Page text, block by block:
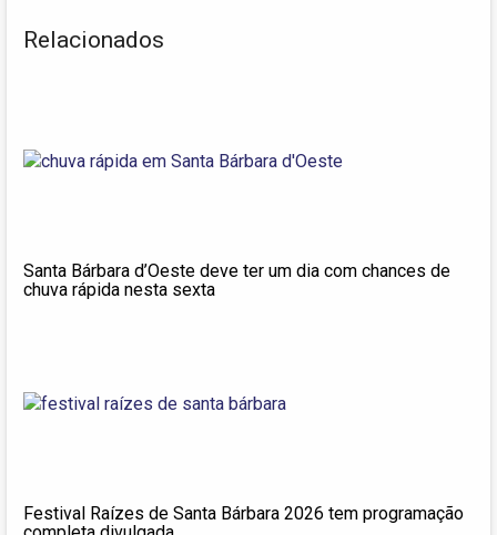
Relacionados
Santa Bárbara d’Oeste deve ter um dia com chances de
chuva rápida nesta sexta
Festival Raízes de Santa Bárbara 2026 tem programação